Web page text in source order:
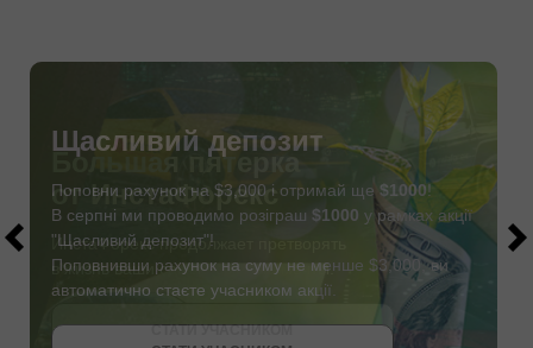
СТАТИ УЧАСНИКОМ
Щасливий депозит
Поповни рахунок на $3,000 і отримай ще $1000!
В серпні ми проводимо розіграш $1000 у рамках акції
"Щасливий депозит"!
Поповнивши рахунок на суму не менше $3,000, ви
автоматично стаєте учасником акції.